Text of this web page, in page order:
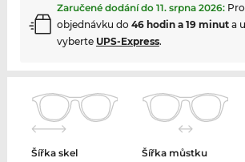
Zaručené dodání do 11. srpna 2026:
objednávku do 46 hodin a 19 minuta
vyberte UPS-Express.
Šířka skel
Šířka můstku